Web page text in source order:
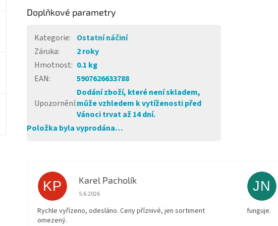
Doplňkové parametry
Kategorie:
Ostatní náčiní
Záruka:
2 roky
Hmotnost: 0.1 kg
EAN: 5907626633788
Upozornění:
Dodání zboží, které není skladem,
může vzhledem k vytíženosti před
Vánoci trvat až 14 dní.
Položka byla vyprodána…
KP Karel Pacholík
Hodnocení obchodu je 4 z 5 hvězdiček.
5.6.2026
Rychle vyřízeno, odesláno. Ceny příznivé, jen sortiment
omezený.
JN
funguje.